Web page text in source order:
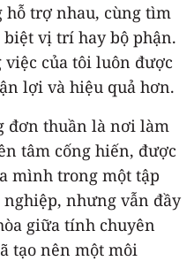
hỗ trợ nhau, cùng tìm
biệt vị trí hay bộ phận.
việc của tôi luôn được
lợi và hiệu quả hơn.
đơn thuần là nơi làm
tâm cống hiến, được
mình trong một tập
nhưng vẫn đầy
giữa tính chuyên
tạo nên một môi